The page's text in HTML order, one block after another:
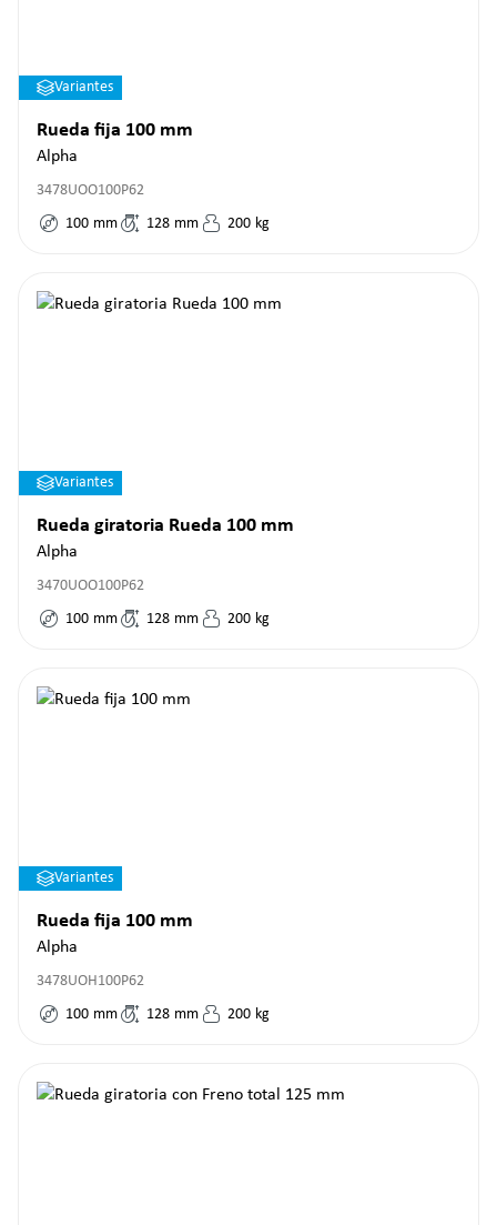
Variantes
Rueda fija 100 mm
Alpha
3478UOO100P62
100 mm 128 mm 200 kg
Variantes
Rueda giratoria Rueda 100 mm
Alpha
3470UOO100P62
100 mm 128 mm 200 kg
Variantes
Rueda fija 100 mm
Alpha
3478UOH100P62
100 mm 128 mm 200 kg